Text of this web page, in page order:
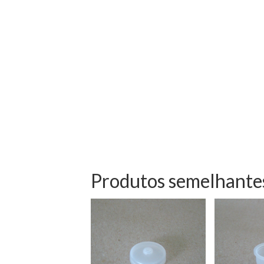
Produtos